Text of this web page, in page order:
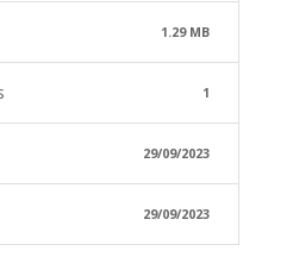
1.29 MB
1
29/09/2023
29/09/2023